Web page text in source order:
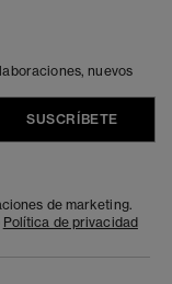
nuevos
SUSCRÍBETE
de marketing.
Política de privacidad